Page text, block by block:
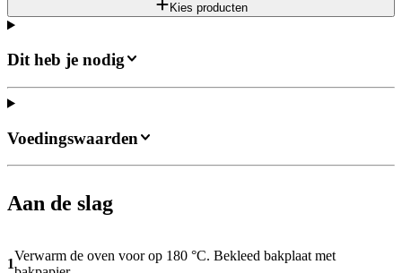
Kies producten
Dit heb je nodig
Aan de slag
1
Verwarm de oven voor op 180 °C. Bekleed bakplaat met
Voedingswaarden